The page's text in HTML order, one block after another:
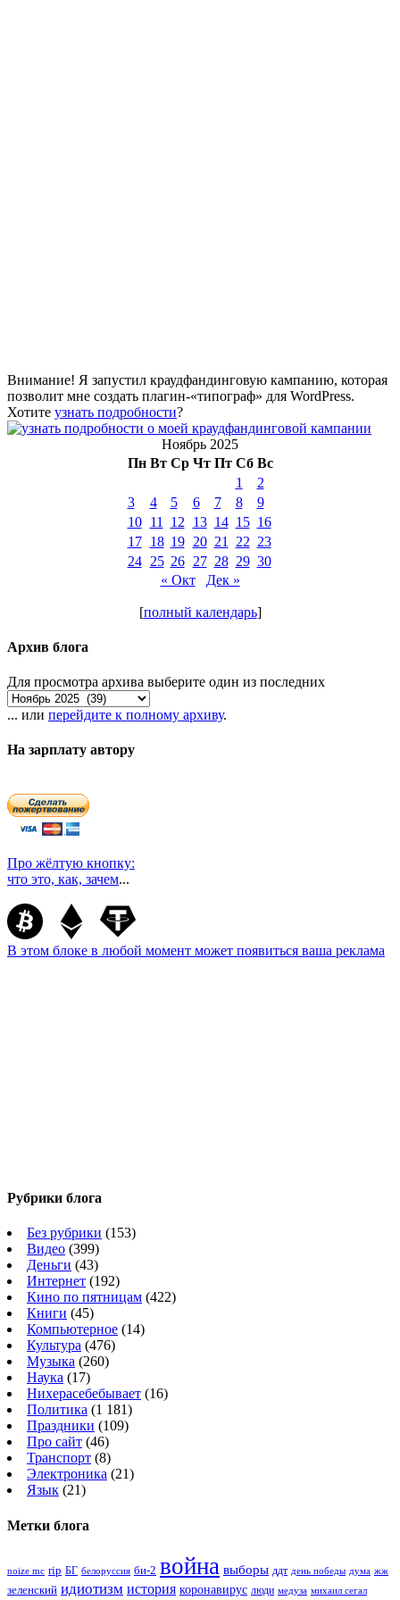
Внимание! Я запустил краудфандинговую кампанию, которая
позволит мне создать плагин-«типограф» для WordPress.
Хотите узнать подробности?
Ноябрь 2025
Пн Вт Ср Чт Пт Сб Вс
1
2
3
4 5 6 7 8
9
10
11 12 13 14 15 16
17
18 19 20 21 22 23
24
25 26 27 28 29 30
« Окт
Дек »
[полный календарь]
Архив блога
Для просмотра архива выберите один из последних
... или перейдите к полному архиву.
На зарплату автору
Про жёлтую кнопку:
что это, как, зачем...
В этом блоке в любой момент может появиться ваша реклама
Рубрики блога
Без рубрики (153)
Видео (399)
Деньги (43)
Интернет (192)
Кино по пятницам (422)
Книги (45)
Компьютерное (14)
Культура (476)
Музыка (260)
Наука (17)
Нихерасебебывает (16)
Политика (1 181)
Праздники (109)
Про сайт (46)
Транспорт (8)
Электроника (21)
Язык (21)
Метки блога
noize mc rip БГ белоруссия би-2 война выборы ддт день победы дума жж
зеленский идиотизм история коронавирус люди медуза михаил сегал